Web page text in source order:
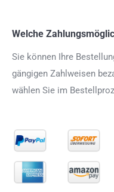
Welche
Sie können Ihre
gängigen Zahlweisen
wählen Sie im